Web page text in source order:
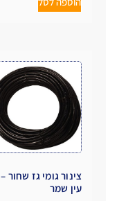
צינור גומי גז שחור –
עין שמר